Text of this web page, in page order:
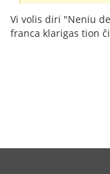
Vi volis diri "Neniu
franca klarigas tion